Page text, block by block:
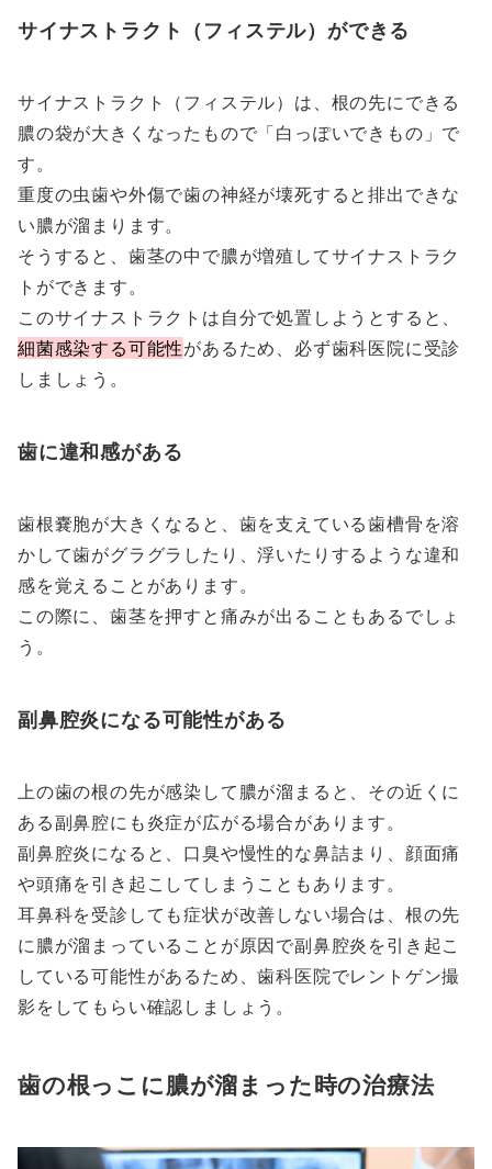
サイナストラクト（フィステル）ができる
サイナストラクト（フィステル）は、根の先にできる
膿の袋が大きくなったもので「白っぽいできもの」で
す。
重度の虫歯や外傷で歯の神経が壊死すると排出できな
い膿が溜まります。
そうすると、歯茎の中で膿が増殖してサイナストラク
トができます。
このサイナストラクトは自分で処置しようとすると、
細菌感染する可能性があるため、必ず歯科医院に受診
しましょう。
歯に違和感がある
歯根嚢胞が大きくなると、歯を支えている歯槽骨を溶
かして歯がグラグラしたり、浮いたりするような違和
感を覚えることがあります。
この際に、歯茎を押すと痛みが出ることもあるでしょ
う。
副鼻腔炎になる可能性がある
上の歯の根の先が感染して膿が溜まると、その近くに
ある副鼻腔にも炎症が広がる場合があります。
副鼻腔炎になると、口臭や慢性的な鼻詰まり、顔面痛
や頭痛を引き起こしてしまうこともあります。
耳鼻科を受診しても症状が改善しない場合は、根の先
に膿が溜まっていることが原因で副鼻腔炎を引き起こ
している可能性があるため、歯科医院でレントゲン撮
影をしてもらい確認しましょう。
歯の根っこに膿が溜まった時の治療法